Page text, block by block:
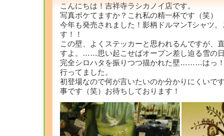
こんにちは！吉祥寺ラシカノイ店です。
写真ボケてますか？これ私の精一杯です（笑）
今年も発売されました！影柄ドルマンTシャツ
す！！
この壁、よくステッカーと思われるんですが、
すよ。……思い起こせばオープン差し迫る雪の
完全シロハタを振りつつ描かれた壁………はっ
行ってました。
初登場なので何が言いたいのか分かりにくいで
事です（笑）お待ちしております！